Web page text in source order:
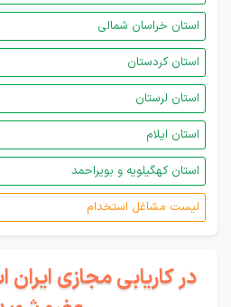
استان خراسان شمالی
استان کردستان
استان لرستان
استان ایلام
استان کهگیلویه و بویراحمد
لیست مشاغل استخدام
در کاریابی مجازی ایران